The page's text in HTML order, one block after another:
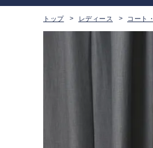
トップ レディース コート